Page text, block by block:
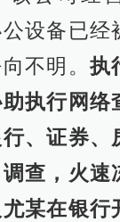
设备已经
不明。执
执行网络
、证券、
查，火速
某在银行